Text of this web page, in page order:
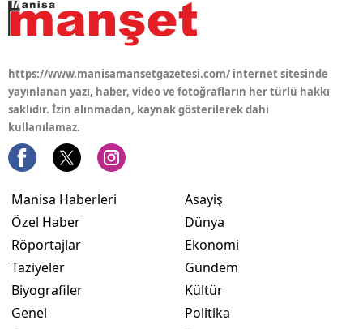
https://www.manisamansetgazetesi.com/ internet sitesinde
yayınlanan yazı, haber, video ve fotoğrafların her türlü hakkı
saklıdır. İzin alınmadan, kaynak gösterilerek dahi
kullanılamaz.
Manisa Haberleri
Özel Haber
Röportajlar
Taziyeler
Biyografiler
Genel
Asayiş
Dünya
Ekonomi
Gündem
Kültür
Politika